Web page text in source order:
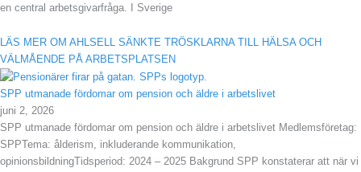
en central arbetsgivarfråga. I Sverige
LÄS MER OM AHLSELL SÄNKTE TRÖSKLARNA TILL HÄLSA OCH
VÄLMÅENDE PÅ ARBETSPLATSEN
SPP utmanade fördomar om pension och äldre i arbetslivet
juni 2, 2026
SPP utmanade fördomar om pension och äldre i arbetslivet Medlemsföretag:
SPPTema: ålderism, inkluderande kommunikation,
opinionsbildningTidsperiod: 2024 – 2025 Bakgrund SPP konstaterar att när vi